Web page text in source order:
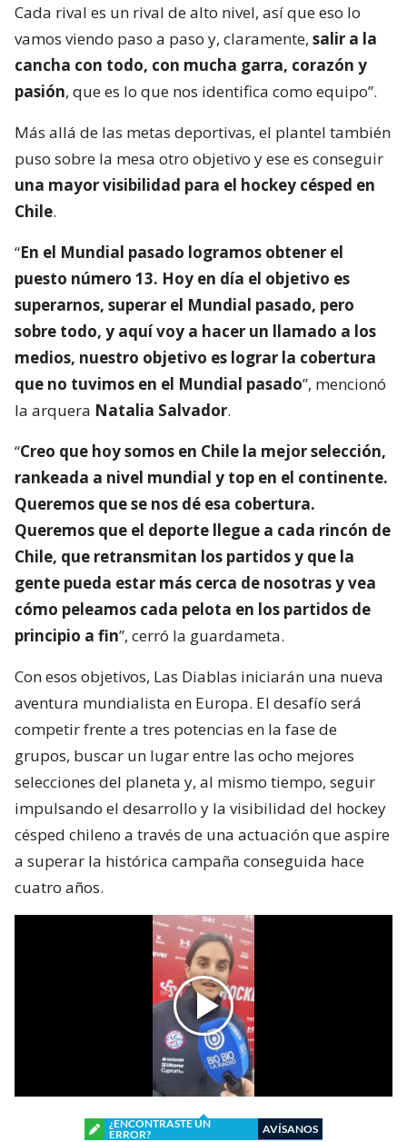
Cada rival es un rival de alto nivel, así que eso lo
vamos viendo paso a paso y, claramente, salir a la
cancha con todo, con mucha garra, corazón y
pasión, que es lo que nos identifica como equipo”.
Más allá de las metas deportivas, el plantel también
puso sobre la mesa otro objetivo y ese es conseguir
una mayor visibilidad para el hockey césped en
Chile.
“En el Mundial pasado logramos obtener el
puesto número 13. Hoy en día el objetivo es
superarnos, superar el Mundial pasado, pero
sobre todo, y aquí voy a hacer un llamado a los
medios, nuestro objetivo es lograr la cobertura
que no tuvimos en el Mundial pasado”, mencionó
la arquera Natalia Salvador.
“Creo que hoy somos en Chile la mejor selección,
rankeada a nivel mundial y top en el continente.
Queremos que se nos dé esa cobertura.
Queremos que el deporte llegue a cada rincón de
Chile, que retransmitan los partidos y que la
gente pueda estar más cerca de nosotras y vea
cómo peleamos cada pelota en los partidos de
principio a fin”, cerró la guardameta.
Con esos objetivos, Las Diablas iniciarán una nueva
aventura mundialista en Europa. El desafío será
competir frente a tres potencias en la fase de
grupos, buscar un lugar entre las ocho mejores
selecciones del planeta y, al mismo tiempo, seguir
impulsando el desarrollo y la visibilidad del hockey
césped chileno a través de una actuación que aspire
a superar la histórica campaña conseguida hace
cuatro años.
¿ENCONTRASTE UN
ERROR?
AVÍSANOS